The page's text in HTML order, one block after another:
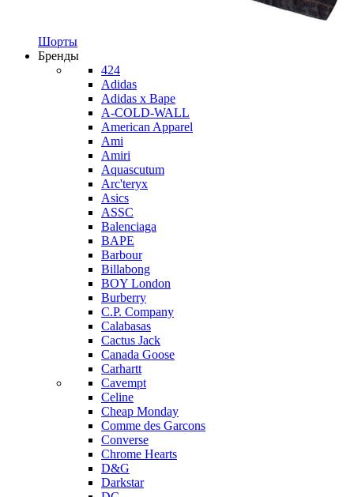
Шорты
Бренды
424
Adidas
Adidas x Bape
A-COLD-WALL
American Apparel
Ami
Amiri
Aquascutum
Arc'teryx
Asics
ASSC
Balenciaga
BAPE
Barbour
Billabong
BOY London
Burberry
C.P. Company
Calabasas
Cactus Jack
Canada Goose
Carhartt
Cavempt
Celine
Cheap Monday
Comme des Garcons
Converse
Chrome Hearts
D&G
Darkstar